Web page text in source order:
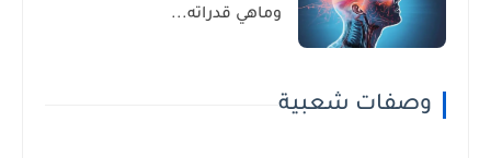
وماهي قدراته...
وصفات شعبية